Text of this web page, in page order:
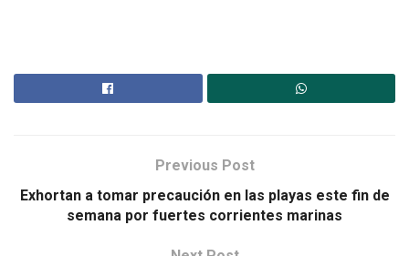
Previous Post
Exhortan a tomar precaución en las playas este fin de
semana por fuertes corrientes marinas